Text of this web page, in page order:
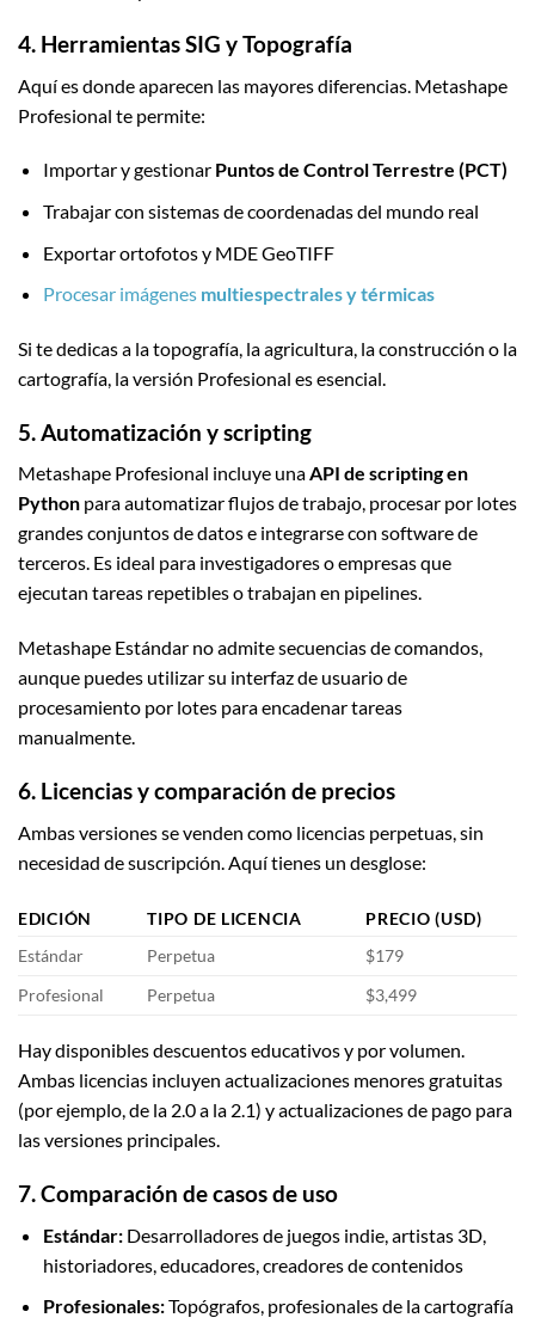
4. Herramientas SIG y Topografía
Aquí es donde aparecen las mayores diferencias. Metashape
Profesional te permite:
Importar y gestionar Puntos de Control Terrestre (PCT)
Trabajar con sistemas de coordenadas del mundo real
Exportar ortofotos y MDE GeoTIFF
Procesar imágenes multiespectrales y térmicas
Si te dedicas a la topografía, la agricultura, la construcción o la
cartografía, la versión Profesional es esencial.
5. Automatización y scripting
Metashape Profesional incluye unaAPI de scripting en
Python para automatizar flujos de trabajo, procesar por lotes
grandes conjuntos de datos e integrarse con software de
terceros. Es ideal para investigadores o empresas que
ejecutan tareas repetibles o trabajan en pipelines.
Metashape Estándar no admite secuencias de comandos,
aunque puedes utilizar su interfaz de usuario de
procesamiento por lotes para encadenar tareas
manualmente.
6. Licencias y comparación de precios
Ambas versiones se venden como licencias perpetuas, sin
necesidad de suscripción. Aquí tienes un desglose:
EDICIÓN TIPO DE LICENCIA
PRECIO (USD)
Estándar
Perpetua
$179
Profesional
Perpetua $3,499
Hay disponibles descuentos educativos y por volumen.
Ambas licencias incluyen actualizaciones menores gratuitas
(por ejemplo, de la 2.0 a la 2.1) y actualizaciones de pago para
las versiones principales.
7. Comparación de casos de uso
Estándar:Desarrolladores de juegos indie, artistas 3D,
historiadores, educadores, creadores de contenidos
Profesionales:Topógrafos, profesionales de la cartografía